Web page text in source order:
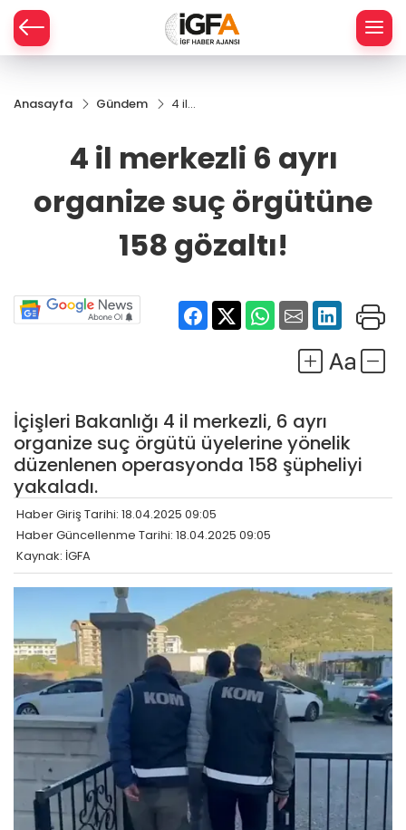
Anasayfa Gündem
4 il
organize
örgütüne
158
gözaltı!
4 il merkezli 6 ayrı
organize suç örgütüne
158 gözaltı!
İçişleri Bakanlığı 4 il merkezli, 6 ayrı
organize suç örgütü üyelerine yönelik
düzenlenen operasyonda 158 şüpheliyi
yakaladı.
Haber Giriş Tarihi: 18.04.2025 09:05
Haber Güncellenme Tarihi: 18.04.2025 09:05
Kaynak: İGFA